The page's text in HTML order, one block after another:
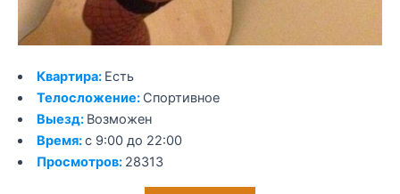
Квартира: Есть
Телосложение: Спортивное
Выезд: Возможен
Время:с 9:00 до 22:00
Просмотров: 28313